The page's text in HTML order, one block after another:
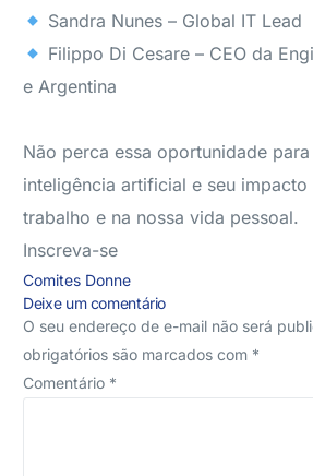
Sandra Nunes – Global IT Lead
Filippo Di Cesare – CEO da
e Argentina
Não perca essa oportunidade
inteligência artificial e seu
trabalho e na nossa vida pessoal.
Inscreva-se
Comites Donne
Deixe um comentário
O seu endereço de e-mail não será
obrigatórios são marcados com *
Comentário *